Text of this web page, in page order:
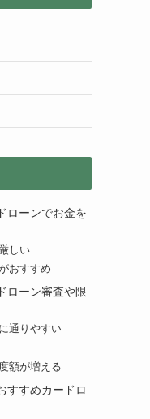
ローンでお金を
しい
おすすめ
ローン審査や限
通りやすい
額が増える
すすめカードロ